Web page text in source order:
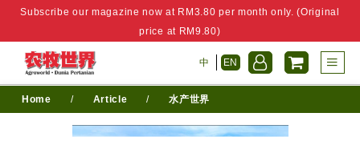
Subscribe our magazine now at RM3.80 per month only. (Original
price at RM9.80)
中 EN
Home / Article / 水产世界